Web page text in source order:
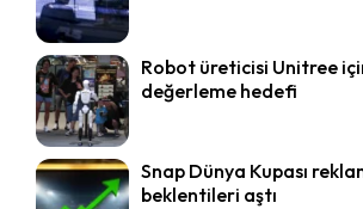
Robot üreticisi Unitree
değerleme hedefi
Snap Dünya Kupası
beklentileri aştı